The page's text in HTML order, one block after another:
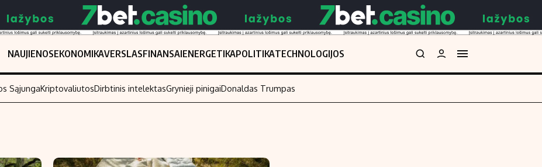
NAUJIENOSEKONOMIKAVERSLASFINANSAIENERGETIKAPOLITIKATECHNOLOGIJOS
Investavimas
Nedarbo išmokos skaičiuoklė
SąjungaKriptovaliutosDirbtinis intelektasGrynieji pinigaiDonaldas Trumpas